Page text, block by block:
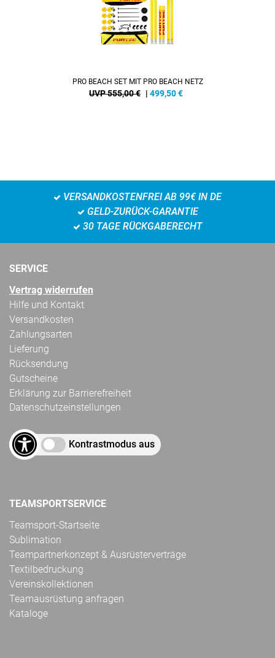
PRO BEACH SET MIT PRO BEACH NETZ
UVP 555,00 € | 499,50€
VERSANDKOSTENFREI AB 99€ IN DE
GELD-ZURÜCK-GARANTIE
30 TAGE RÜCKGABERECHT
SERVICE
Vertrag widerrufen
Hilfe und Kontakt
Versandkosten
Zahlungsarten
Lieferung
Rücksendung
Gutscheine
Erklärung zur Barrierefreiheit
Datenschutzeinstellungen
Kontrastmodus aus
TEAMSPORTSERVICE
Teamsport-Startseite
Sublimation
Teampartnerkonzept & Ausrüsterverträge
Textilbedruckung
Vereinskollektionen
Teamausrüstung anfragen
Kataloge